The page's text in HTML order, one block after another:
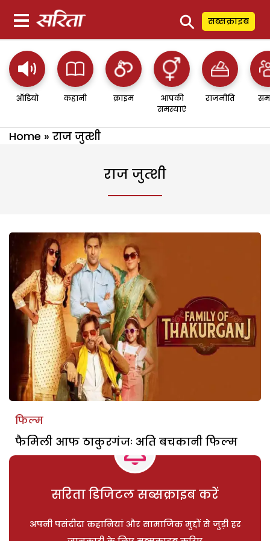
⚲ सब्सक्राइब
ऑडियो कहानी क्राइम
आपकी
समस्याएं
राजनीति
Home » राज जुत्शी
राज जुत्शी
फिल्म
फैमिली आफ ठाकुरगंजः अति बचकानी फिल्म
सरिता डिजिटल सब्सक्राइब करें
अपनी पसंदीदा कहानियां और सामाजिक मुद्दों से जुड़ी हर